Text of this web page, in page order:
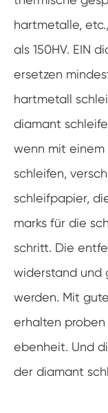
hartmetalle,
als 150HV. EIN
ersetzen
hartmetall
diamant
wenn mit
schleifen,
schleifpapier,
marks für die
schritt. Die
widerstand und
werden. Mit
erhalten
ebenheit. Und
der diamant